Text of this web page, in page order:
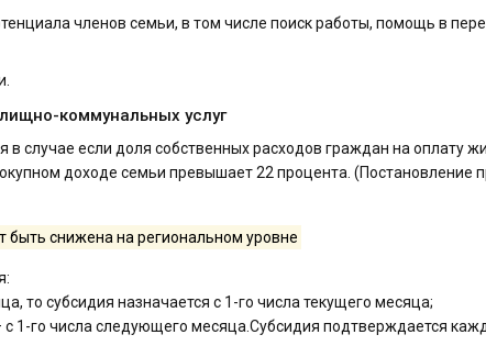
членов семьи, в том числе поиск работы, помощь в
коммунальных услуг
в случае если доля собственных расходов граждан на оплату
доходе семьи превышает 22 процента. (Постановление
быть снижена на региональном уровне
то субсидия назначается с 1-го числа текущего месяца;
1-го числа следующего месяца.Субсидия подтверждается